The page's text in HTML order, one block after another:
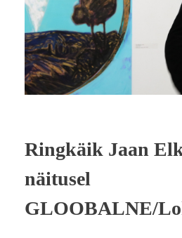
Ringkäik Jaan
näitusel
GLOOBALNE/